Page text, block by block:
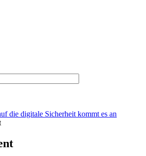
die digitale Sicherheit kommt es an